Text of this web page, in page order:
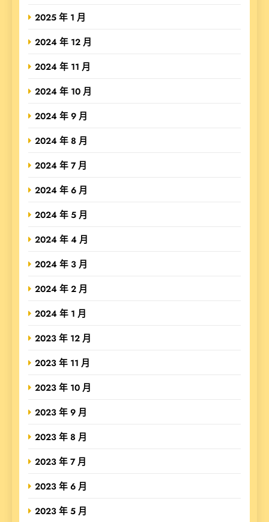
2025 年 1 月
2024 年 12 月
2024 年 11 月
2024 年 10 月
2024 年 9 月
2024 年 8 月
2024 年 7 月
2024 年 6 月
2024 年 5 月
2024 年 4 月
2024 年 3 月
2024 年 2 月
2024 年 1 月
2023 年 12 月
2023 年 11 月
2023 年 10 月
2023 年 9 月
2023 年 8 月
2023 年 7 月
2023 年 6 月
2023 年 5 月